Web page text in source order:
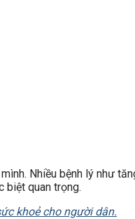
Nhiều bệnh lý như
biệt quan trọng.
khoẻ cho người dân.